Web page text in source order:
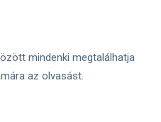
mindenki megtalálhatja
az olvasást.